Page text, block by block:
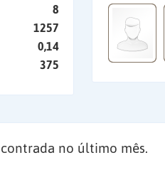
8
1257
0,14
375
no último mês.